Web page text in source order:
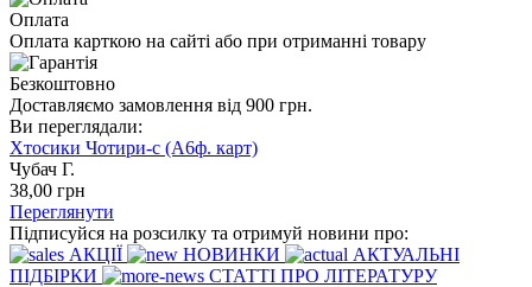
Оплата
Оплата карткою на сайті або при отриманні товару
Безкоштовно
Доставляємо замовлення від 900 грн.
Ви переглядали:
Хтосики Чотири-с (А6ф. карт)
Чубач Г.
38,00 грн
Переглянути
Підписуйся на розсилку та отримуй новини про:
АКЦІЇ
НОВИНКИ
АКТУАЛЬНІ
ПІДБІРКИ
СТАТТІ ПРО ЛІТЕРАТУРУ